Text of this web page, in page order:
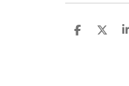
D
D